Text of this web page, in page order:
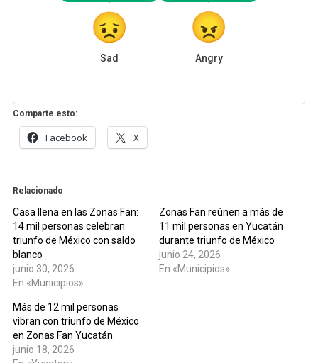
Sad Angry
Comparte esto:
Facebook X
Relacionado
Casa llena en las Zonas Fan:
14 mil personas celebran
triunfo de México con saldo
blanco
junio 30, 2026
En «Municipios»
Zonas Fan reúnen a más de
11 mil personas en Yucatán
durante triunfo de México
junio 24, 2026
En «Municipios»
Más de 12 mil personas
vibran con triunfo de México
en Zonas Fan Yucatán
junio 18, 2026